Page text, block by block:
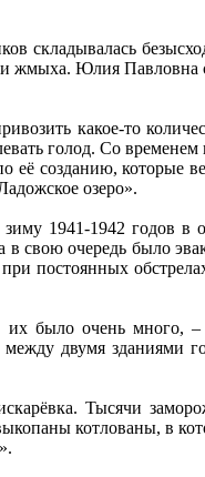
складывалась
жмыха. Юлия Павловна
ка­кое-то
голод. Со
созданию, которые
озеро».
1941-1942 годов в
в свою очередь было
постоянных
было очень много, –
двумя зданиями
Тысячи
котлованы, в